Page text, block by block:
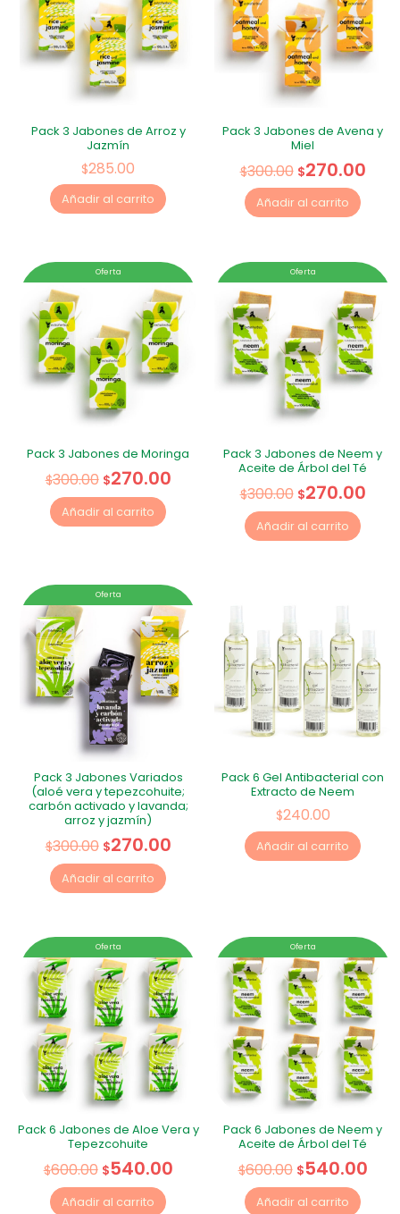
Pack 3 Jabones de Arroz y
Jazmín
$285.00
Añadir al carrito
Pack 3 Jabones de Avena y
Miel
$300.00 $270.00
Añadir al carrito
Oferta
Pack 3 Jabones de Moringa
$300.00 $270.00
Añadir al carrito
Oferta
Pack 3 Jabones de Neem y
Aceite de Árbol del Té
$300.00 $270.00
Añadir al carrito
Oferta
Pack 3 Jabones Variados
(aloé vera y tepezcohuite;
carbón activado y lavanda;
arroz y jazmín)
$300.00 $270.00
Añadir al carrito
Pack 6 Gel Antibacterial con
Extracto de Neem
$240.00
Añadir al carrito
Oferta
Pack 6 Jabones de Aloe Vera y
Tepezcohuite
$600.00 $540.00
Añadir al carrito
Oferta
Pack 6 Jabones de Neem y
Aceite de Árbol del Té
$600.00 $540.00
Añadir al carrito